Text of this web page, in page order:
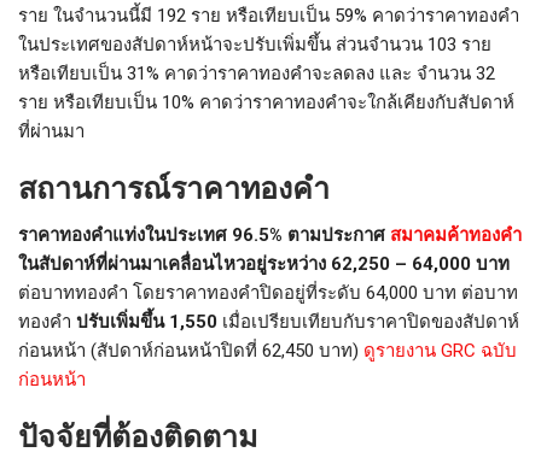
ราย ในจำนวนนี้มี 192 ราย หรือเทียบเป็น 59% คาดว่าราคาทองคำ
ในประเทศของสัปดาห์หน้าจะปรับเพิ่มขึ้น ส่วนจำนวน 103 ราย
หรือเทียบเป็น 31% คาดว่าราคาทองคำจะลดลง และ จำนวน 32
ราย หรือเทียบเป็น 10% คาดว่าราคาทองคำจะใกล้เคียงกับสัปดาห์
ที่ผ่านมา
สถานการณ์ราคาทองคำ
ราคาทองคำแท่งในประเทศ 96.5% ตามประกาศ สมาคมค้าทองคำ
ในสัปดาห์ที่ผ่านมาเคลื่อนไหวอยู่ระหว่าง 62,250 – 64,000 บาท
ต่อบาททองคำ โดยราคาทองคำปิดอยู่ที่ระดับ 64,000 บาท ต่อบาท
ทองคำ ปรับเพิ่มขึ้น 1,550 เมื่อเปรียบเทียบกับราคาปิดของสัปดาห์
ก่อนหน้า (สัปดาห์ก่อนหน้าปิดที่ 62,450 บาท) ดูรายงาน GRC ฉบับ
ก่อนหน้า
ปัจจัยที่ต้องติดตาม